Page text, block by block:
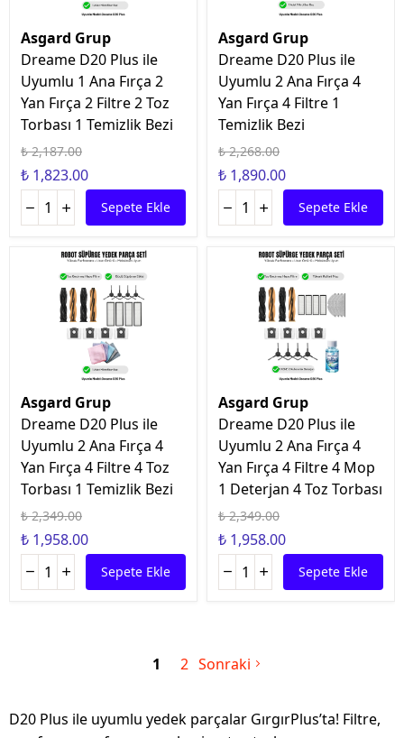
Asgard Grup
Dreame D20 Plus ile
Uyumlu 1 Ana Fırça 2
Yan Fırça 2 Filtre 2 Toz
Torbası 1 Temizlik Bezi
₺ 2,187.00
₺ 1,823.00
Sepete Ekle
Asgard Grup
Dreame D20 Plus ile
Uyumlu 2 Ana Fırça 4
Yan Fırça 4 Filtre 1
Temizlik Bezi
₺ 2,268.00
₺ 1,890.00
Sepete Ekle
Asgard Grup
Dreame D20 Plus ile
Uyumlu 2 Ana Fırça 4
Yan Fırça 4 Filtre 4 Toz
Torbası 1 Temizlik Bezi
₺ 2,349.00
₺ 1,958.00
Sepete Ekle
Asgard Grup
Dreame D20 Plus ile
Uyumlu 2 Ana Fırça 4
Yan Fırça 4 Filtre 4 Mop
1 Deterjan 4 Toz Torbası
₺ 2,349.00
₺ 1,958.00
Sepete Ekle
1 2 Sonraki
D20 Plus ile uyumlu yedek parçalar GırgırPlus’ta! Filtre,